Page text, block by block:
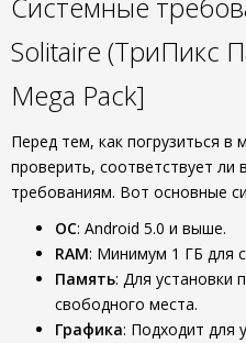
Solitaire (ТриПикс
Mega Pack]
Перед тем, как погрузиться
проверить, соответствует
требованиям. Вот основные
ОС: Android 5.0 и выше.
RAM: Минимум 1 ГБ для
Память: Для установки
свободного места.
Графика: Подходит для